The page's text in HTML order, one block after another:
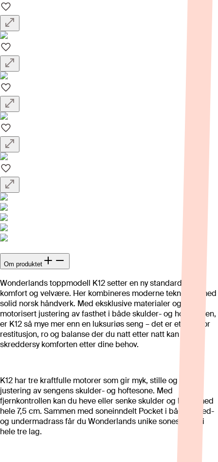
Om produktet
Wonderlands toppmodell K12 setter en ny standard for
komfort og velvære. Her kombineres moderne teknologi med
solid norsk håndverk. Med eksklusive materialer og
motorisert justering av fasthet i både skulder- og hoftesonen,
er K12 så mye mer enn en luksuriøs seng – det er et sted for
restitusjon, ro og balanse der du natt etter natt kan
skreddersy komforten etter dine behov.
K12 har tre kraftfulle motorer som gir myk, stille og rolig
justering av sengens skulder- og hoftesone. Med
fjernkontrollen kan du heve eller senke skulder og hofte med
hele 7,5 cm. Sammen med soneinndelt Pocket i både hoved-
og undermadrass får du Wonderlands unike sonesystem i
hele tre lag.